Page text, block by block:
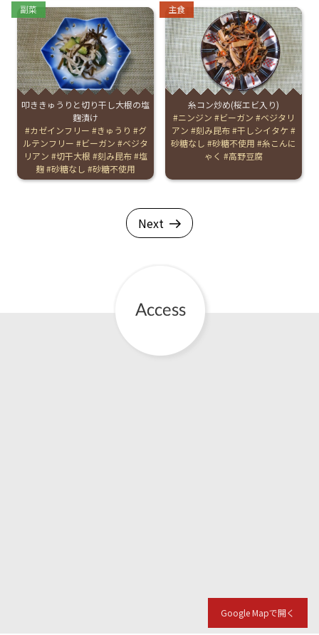
Categories:
副菜
叩ききゅうりと切り干し大根の塩
麴漬け
Tags:
カゼインフリー きゅうり
グ
ルテンフリー
ビーガン
ベジタ
リアン
切干大根 刻み昆布 塩
麹 砂糖なし 砂糖不使用
Categories:
主食
糸コン炒め(桜エビ入り)
Tags:
ニンジン ビーガン
ベジタリ
アン
刻み昆布 干しシイタケ
砂糖なし
砂糖不使用
糸こんに
ゃく
高野豆腐
Next
Google Mapで開く